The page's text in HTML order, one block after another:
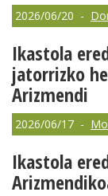
2026/06/20 -
Ikastola
jatorrizko
Arizmendi
2026/06/17 -
Ikastola